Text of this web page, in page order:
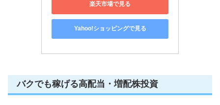
楽天市場で見る
Yahoo!ショッピングで見る
バクでも稼げる高配当・増配株投資